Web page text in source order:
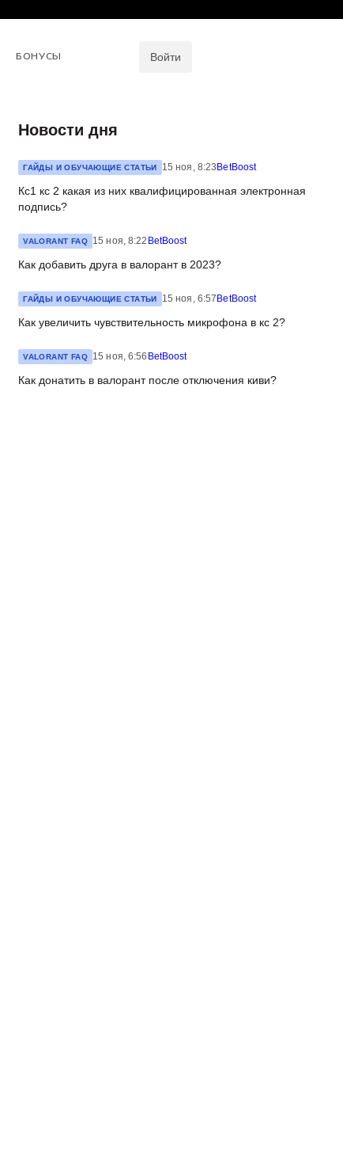
БОНУСЫ Войти
Новости дня
ГАЙДЫ И ОБУЧАЮЩИЕ СТАТЬИ 15 ноя, 8:23 BetBoost
Кс1 кс 2 какая из них квалифицированная электронная
подпись?
VALORANT FAQ 15 ноя, 8:22 BetBoost
Как добавить друга в валорант в 2023?
ГАЙДЫ И ОБУЧАЮЩИЕ СТАТЬИ 15 ноя, 6:57 BetBoost
Как увеличить чувствительность микрофона в кс 2?
VALORANT FAQ 15 ноя, 6:56 BetBoost
Как донатить в валорант после отключения киви?